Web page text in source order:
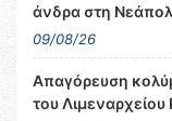
άνδρα στη
09/08/26
Απαγόρευση
του